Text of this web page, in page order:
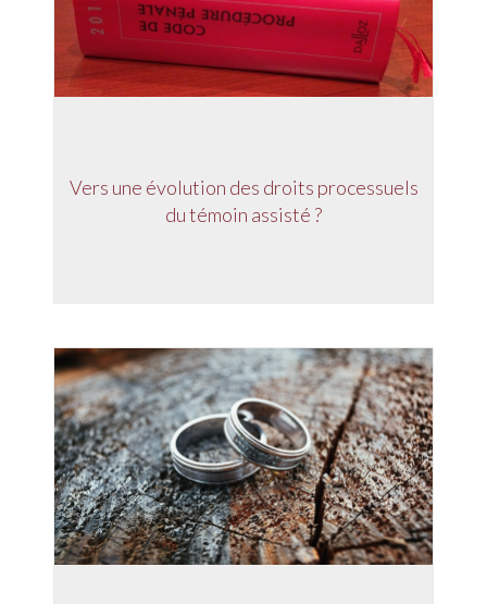
Vers une évolution des droits processuels
du témoin assisté ?